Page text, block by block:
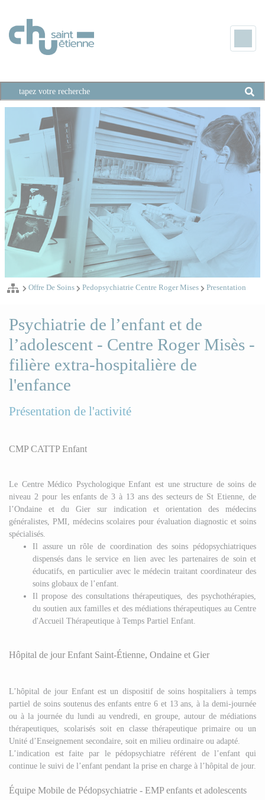
Offre De Soins Pedopsychiatrie Centre Roger Mises Presentation
Psychiatrie de l’enfant et de
l’adolescent - Centre Roger Misès -
filière extra-hospitalière de
l'enfance
Présentation de l'activité
CMP CATTP Enfant
Le Centre Médico Psychologique Enfant est une structure de soins de
niveau 2 pour les enfants de 3 à 13 ans des secteurs de St Etienne, de
l’Ondaine et du Gier sur indication et orientation des médecins
généralistes, PMI, médecins scolaires pour évaluation diagnostic et soins
spécialisés.
Il assure un rôle de coordination des soins pédopsychiatriques
dispensés dans le service en lien avec les partenaires de soin et
éducatifs, en particulier avec le médecin traitant coordinateur des
soins globaux de l’enfant.
Il propose des consultations thérapeutiques, des psychothérapies,
du soutien aux familles et des médiations thérapeutiques au Centre
d'Accueil Thérapeutique à Temps Partiel Enfant.
Hôpital de jour Enfant Saint-Étienne, Ondaine et Gier
L’hôpital de jour Enfant est un dispositif de soins hospitaliers à temps
partiel de soins soutenus des enfants entre 6 et 13 ans, à la demi-journée
ou à la journée du lundi au vendredi, en groupe, autour de médiations
thérapeutiques, scolarisés soit en classe thérapeutique primaire ou un
Unité d’Enseignement secondaire, soit en milieu ordinaire ou adapté.
L’indication est faite par le pédopsychiatre référent de l’enfant qui
continue le suivi de l’enfant pendant la prise en charge à l’hôpital de jour.
Équipe Mobile de Pédopsychiatrie - EMP enfants et adolescents